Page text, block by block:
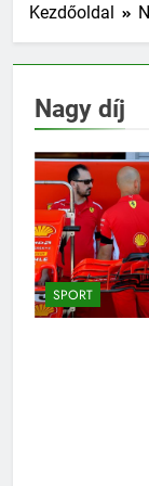
Kezdőoldal
Nagy díj
SPORT